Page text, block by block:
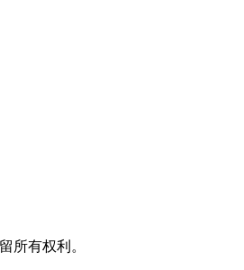
所有权利。